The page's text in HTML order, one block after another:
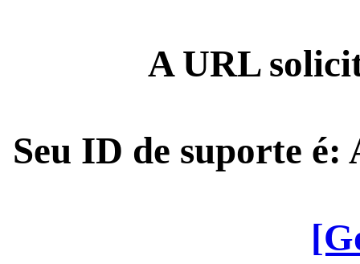
A URL
Seu ID de suporte é: